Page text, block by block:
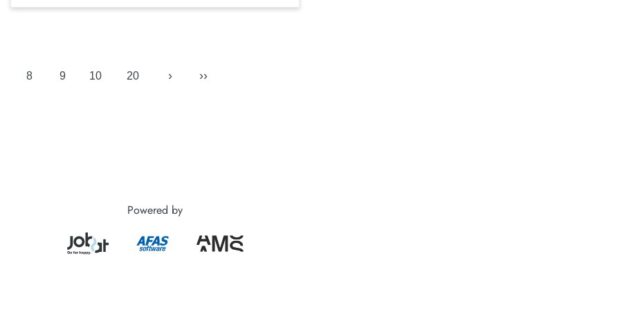
8 9 10 20 › ››
Powered by